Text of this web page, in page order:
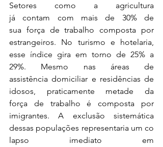
Setores como a agricultura
já contam com mais de 30% de
sua força de trabalho composta por
estrangeiros. No turismo e hotelaria,
esse índice gira em torno de 25% a
29%. Mesmo nas áreas de
assistência domiciliar e residências de
idosos, praticamente metade da
força de trabalho é composta por
imigrantes. A exclusão sistemática
dessas populações representaria um co
lapso imediato em